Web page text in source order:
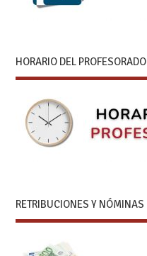
HORARIO DEL PROFESORADO
RETRIBUCIONES Y NÓMINAS